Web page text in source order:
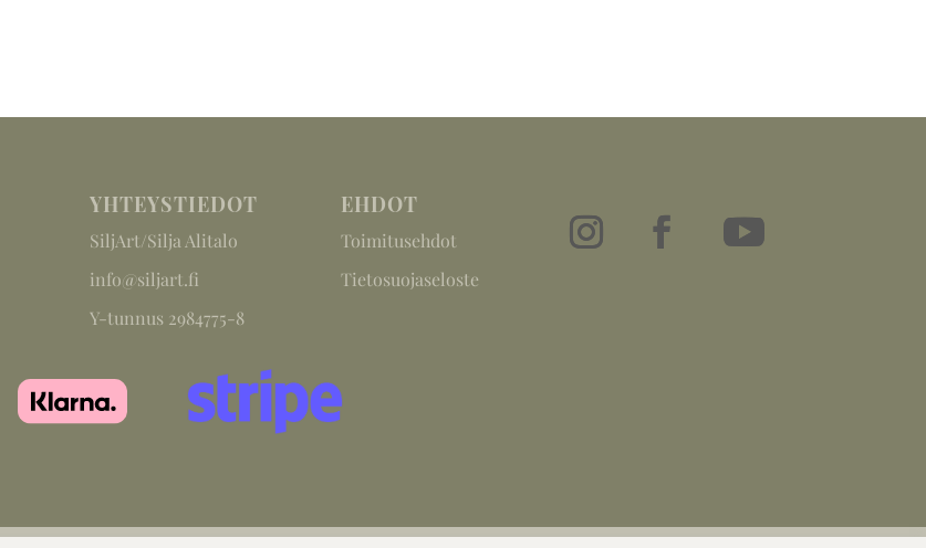
YHTEYSTIEDOT
SiljArt/Silja Alitalo
info@siljart.fi
Y-tunnus 2984775-8
EHDOT
Toimitusehdot
Tietosuojaseloste